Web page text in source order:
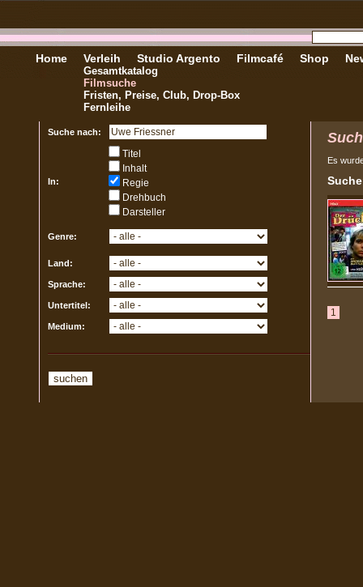
Home Verleih
Gesamtkatalog
Filmsuche
Fristen, Preise, Club, Drop-Box
Fernleihe
Studio Argento Filmcafé Shop
Suche nach:
In:
Titel
Inhalt
Regie
Drehbuch
Darsteller
Genre:
Land:
Sprache:
Untertitel:
Medium:
Es
1